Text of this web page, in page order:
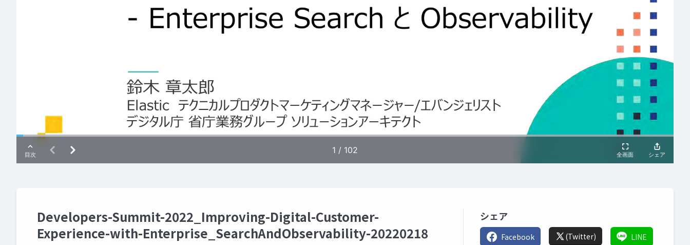
Developers-Summit-2022_Improving-Digital-Customer-
Experience-with-Enterprise_SearchAndObservability-20220218
シェア
Facebook (Twitter) LINE